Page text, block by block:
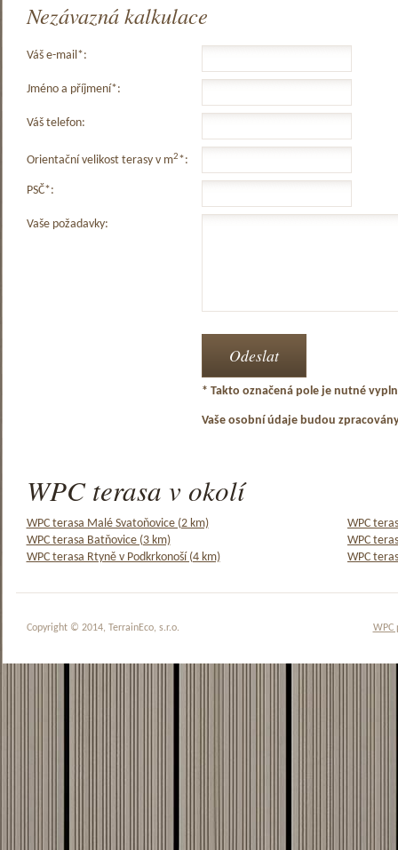
Nezávazná kalkulace
Váš e-mail*:
Jméno a příjmení*:
Váš telefon:
Orientační velikost terasy v m2*:
PSČ*:
Vaše požadavky:
* Takto označená pole je nutné
Vaše osobní údaje budou
WPC terasa v okolí
WPC terasa Malé Svatoňovice (2 km)
WPC
WPC terasa Batňovice (3 km)
WPC
WPC terasa Rtyně v Podkrkonoší (4 km)
WPC
WPC
Copyright © 2014, TerrainEco, s.r.o.